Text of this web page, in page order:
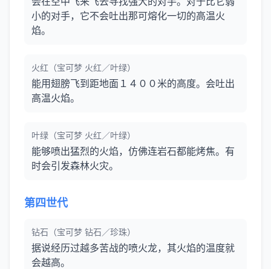
小的对手，它不会吐出那可熔化一切的高温火
焰。
火红（宝可梦 火红／叶绿）
能用翅膀飞到距地面１４００米的高度。会吐出
高温火焰。
叶绿（宝可梦 火红／叶绿）
能够喷出猛烈的火焰，仿佛连岩石都能烤焦。有
时会引发森林火灾。
第四世代
钻石（宝可梦 钻石／珍珠）
据说经历过越多苦战的喷火龙，其火焰的温度就
会越高。